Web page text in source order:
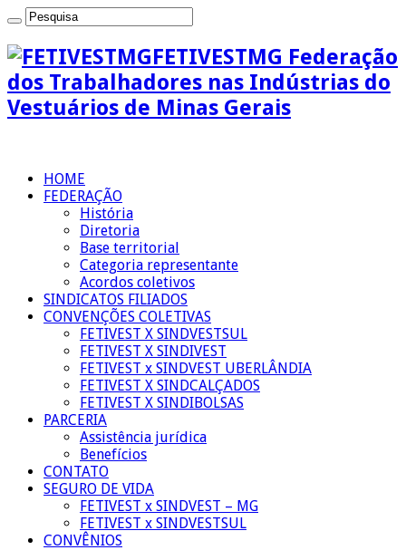
FETIVESTMG Federação
dos Trabalhadores nas Indústrias do
Vestuários de Minas Gerais
HOME
FEDERAÇÃO
História
Diretoria
Base territorial
Categoria representante
Acordos coletivos
SINDICATOS FILIADOS
CONVENÇÕES COLETIVAS
FETIVEST X SINDVESTSUL
FETIVEST X SINDIVEST
FETIVEST x SINDVEST UBERLÂNDIA
FETIVEST X SINDCALÇADOS
FETIVEST X SINDIBOLSAS
PARCERIA
Assistência jurídica
Benefícios
CONTATO
SEGURO DE VIDA
FETIVEST x SINDVEST – MG
FETIVEST x SINDVESTSUL
CONVÊNIOS